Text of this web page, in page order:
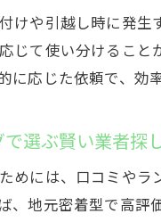
けや引越し時に発
じて使い分けるこ
に応じた依頼で、効
選ぶ賢い業者探
めには、口コミや
、地元密着型で高